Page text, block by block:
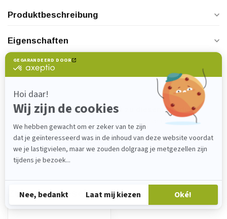
Produktbeschreibung
Eigenschaften
Bewertungen
Haben Sie Fragen zu diesem Produkt?
Wenden Sie sich gerne an unseren
Kundenservice unter
verkoop@lijmenwinkel.nl oder+31 (0)85
4011571. Wir helfen Ihnen gerne weiter!
Zuletzt angesehen